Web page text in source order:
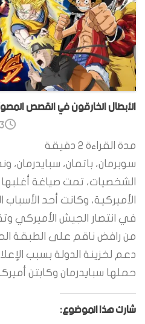
الأبطال الخارقون في القصص
مدة القراءة 2 دقيقة
سوبرمان، باتمان، سبايدرمان،
الشخصيات، تمت صياغة
الأميركية، وكانت أحد الأسباب
في انتصار الجيش الأميركي
من رافض ناقم على الطبقة
دعم لخزينة الدولة بسبب
حملها سبايدرمان وكابتن
شارك هذا الموضوع: